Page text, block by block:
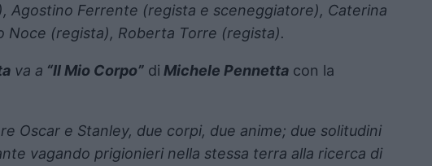
Agostino Ferrente (regista e sceneggiatore), Caterina
Noce (regista), Roberta Torre (regista).
va a “Il Mio Corpo” di Michele Pennetta con la
Oscar e Stanley, due corpi, due anime; due solitudini
vagando prigionieri nella stessa terra alla ricerca di